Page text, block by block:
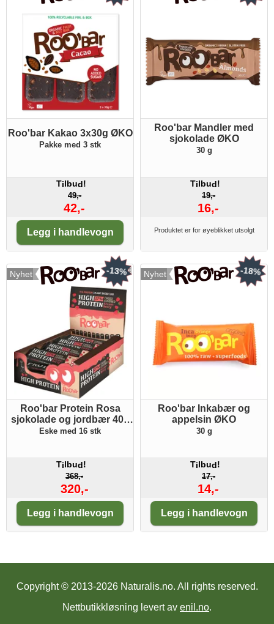
Roo'bar Kakao 3x30g ØKO
Pakke med 3 stk
Tilbud!
49,-
42,-
Legg i handlevogn
Roo'bar Mandler med
sjokolade ØKO
30 g
Tilbud!
19,-
16,-
Produktet er for øyeblikket utsolgt
Nyhet
Roo'bar Protein Rosa
sjokolade og jordbær 40g
ØKO
Eske med 16 stk
Tilbud!
368,-
320,-
-13%
Legg i handlevogn
Nyhet
Roo'bar Inkabær og
appelsin ØKO
30 g
Tilbud!
17,-
14,-
-18%
Legg i handlevogn
Copyright © 2013-2026 Naturalis.no. All rights reserved.
Nettbutikkløsning levert av enil.no.